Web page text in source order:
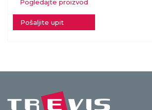
Pogledajte proizvod
Pošaljite upit